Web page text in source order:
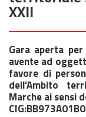
XXII
Gara aperta
avente ad
favore di
dell’Ambito
Marche ai sensi
CIG:BB973A01B0